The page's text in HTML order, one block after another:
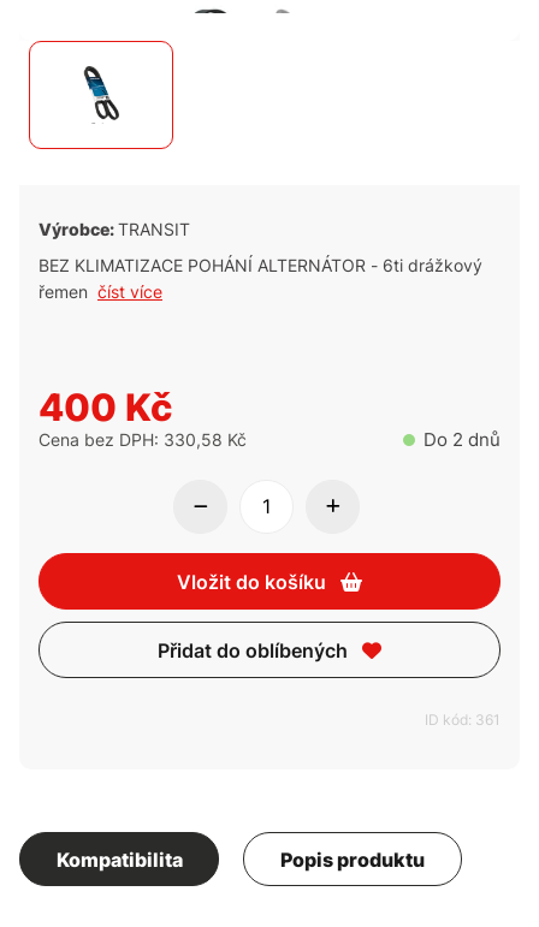
Výrobce:TRANSIT
BEZ KLIMATIZACE POHÁNÍ ALTERNÁTOR - 6ti drážkový
řemen číst více
400 Kč
Cena bez DPH: 330,58 Kč Do 2 dnů
Vložit do košíku
Přidat do oblíbených
ID kód: 361
Kompatibilita Popis produktu